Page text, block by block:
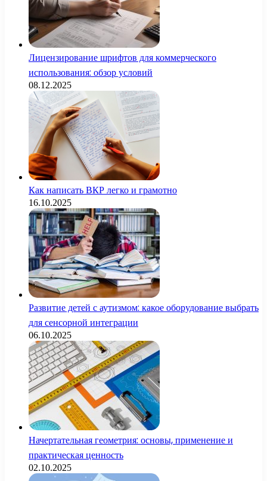
Лицензирование шрифтов для коммерческого
использования: обзор условий
08.12.2025
Как написать ВКР легко и грамотно
16.10.2025
Развитие детей с аутизмом: какое оборудование выбрать
для сенсорной интеграции
06.10.2025
Начертательная геометрия: основы, применение и
практическая ценность
02.10.2025